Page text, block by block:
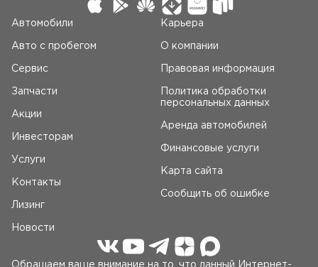
Автомобили
Авто c пробегом
Сервис
Запчасти
Акции
Инвесторам
Услуги
Контакты
Лизинг
Новости
Карьера
О компании
Правовая информация
Политика обработки
персональных данных
Аренда автомобилей
Финансовые услуги
Карта сайта
Сообщить об ошибке
Обращаем ваше внимание на то, что данный Интернет-